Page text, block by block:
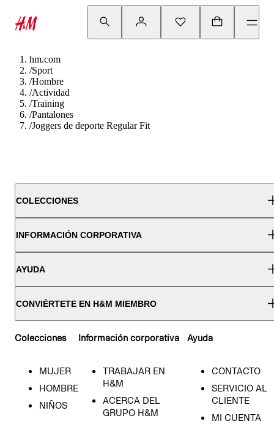
hm.com
/Sport
/Hombre
/Actividad
/Training
/Pantalones
/Joggers de deporte Regular Fit
COLECCIONES
INFORMACIÓN CORPORATIVA
AYUDA
CONVIÉRTETE EN H&M MIEMBRO
Colecciones
MUJER
HOMBRE
NIÑOS
Información corporativa
TRABAJAR EN
H&M
ACERCA DEL
GRUPO H&M
Ayuda
CONTACTO
SERVICIO AL
CLIENTE
MI CUENTA